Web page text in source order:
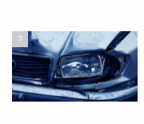
7